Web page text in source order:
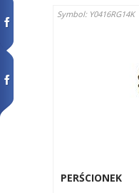
Symbol: Y0416RG14K
PERŚCIONEK